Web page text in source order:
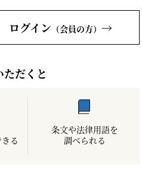
ログイン （会員の方） →
だくと
る
条文や法律用語を
調べられる